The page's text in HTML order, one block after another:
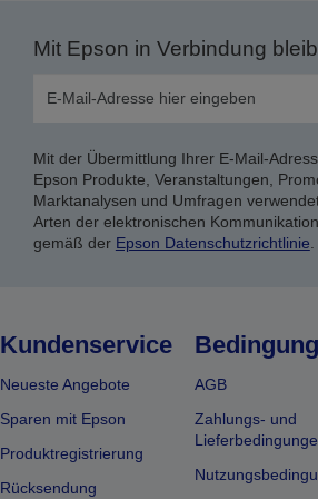
Mit Epson in Verbindung
Mit der Übermittlung Ihrer E-Mail-
Epson Produkte, Veranstaltungen,
Marktanalysen und Umfragen
Arten der elektronischen
gemäß der Epson Datenschutzrichtlinie.
Kundenservice
Neueste Angebote
Sparen mit Epson
Produktregistrierung
Rücksendung
AGB
Zahlungs- und